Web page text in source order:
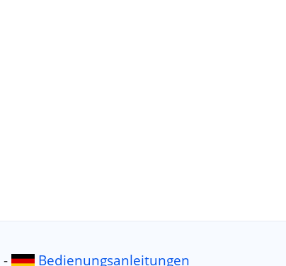
- Bedienungsanleitungen